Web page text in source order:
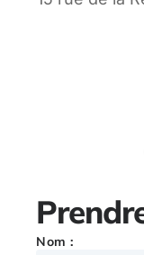
Nom :